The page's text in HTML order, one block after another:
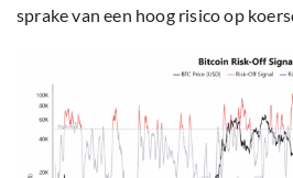
sprake van een hoog risico op